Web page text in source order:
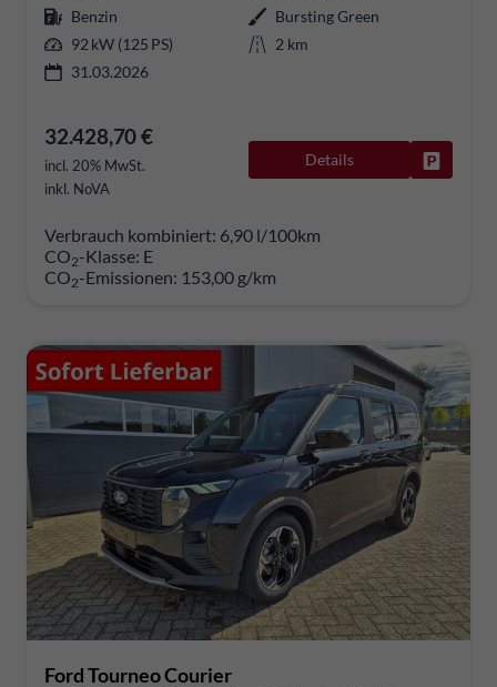
Benzin
Bursting Green
92 kW (125 PS)
2 km
31.03.2026
32.428,70 €
incl. 20% MwSt.
inkl. NoVA
Details
Verbrauch kombiniert: 6,90 l/100km
CO2-Klasse: E
CO2-Emissionen: 153,00 g/km
Ford Tourneo Courier